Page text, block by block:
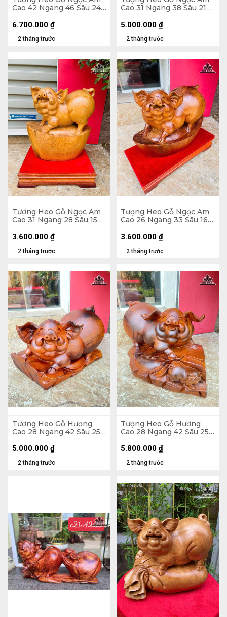
Cao 42 Ngang 46 Sâu 24
2 tháng trước
6.700.000 ₫
Cao 31 Ngang 38 Sâu 21
2 tháng trước
5.000.000 ₫
Tượng Heo Gỗ Ngọc Am
Cao 31 Ngang 28 Sâu 15
2 tháng trước
3.600.000 ₫
Tượng Heo Gỗ Ngọc Am
Cao 26 Ngang 33 Sâu 16
2 tháng trước
3.600.000 ₫
Tượng Heo Gỗ Hương
Cao 28 Ngang 42 Sâu 25
2 tháng trước
5.000.000 ₫
Tượng Heo Gỗ Hương
Cao 28 Ngang 42 Sâu 25
2 tháng trước
5.800.000 ₫